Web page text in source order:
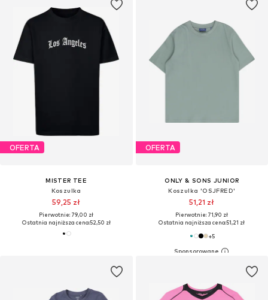
OFERTA
MISTER TEE
Koszulka
59,25 zł
Pierwotnie: 79,00 zł
Ostatnia najniższa cena:52,50 zł
OFERTA
ONLY & SONS JUNIOR
Koszulka 'OSJFRED'
51,21 zł
Pierwotnie: 71,90 zł
Ostatnia najniższa cena:51,21 zł
+5